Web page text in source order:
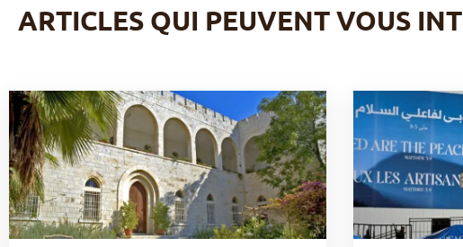
ARTICLES QUI PEUVENT VOUS